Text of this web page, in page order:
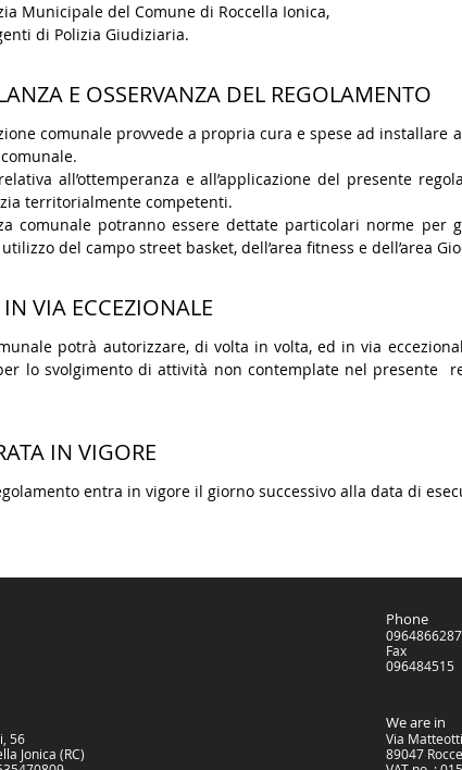
Municipale del Comune di Roccella Ionica,
di Polizia Giudiziaria.
E OSSERVANZA DEL REGOLAMENTO
comunale provvede a propria cura e spese ad
all’ottemperanza e all’applicazione del presente
territorialmente competenti.
comunale potranno essere dettate particolari norme per
del campo street basket, dell’area fitness e dell’area
VIA ECCEZIONALE
potrà autorizzare, di volta in volta, ed in via
lo svolgimento di attività non contemplate nel presente
IN VIGORE
entra in vigore il giorno successivo alla data di
56
Jonica (RC)
Phone
0964866287
Fax
096484515
We are in
Via
89047